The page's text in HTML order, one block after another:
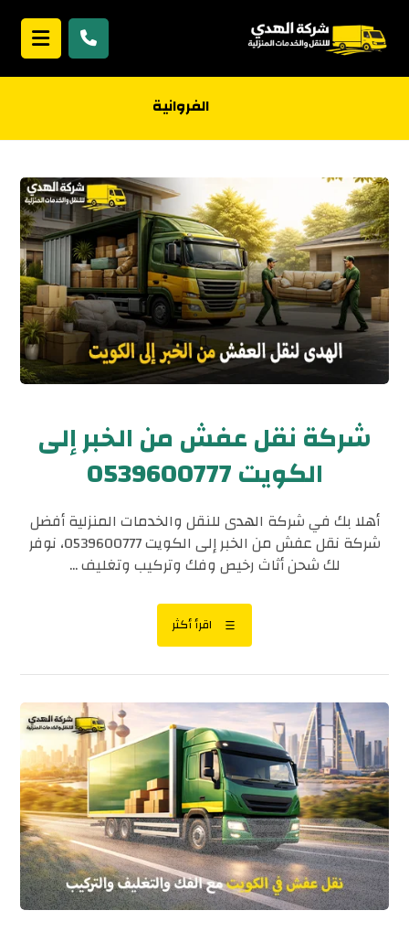
الفروانية
شركة نقل عفش من الخبر إلى
الكويت 0539600777
أهلا بك في شركة الهدى للنقل والخدمات المنزلية أفضل
شركة نقل عفش من الخبر إلى الكويت 0539600777، نوفر
لك شحن أثاث رخيص وفك وتركيب وتغليف ...
اقرأ أكثر